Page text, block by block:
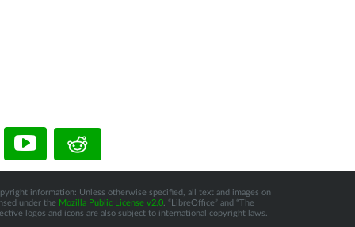
information: Unless otherwise specified, all text and images on
under the Mozilla Public License v2.0. “LibreOffice” and “The
logos and icons are also subject to international copyright laws.